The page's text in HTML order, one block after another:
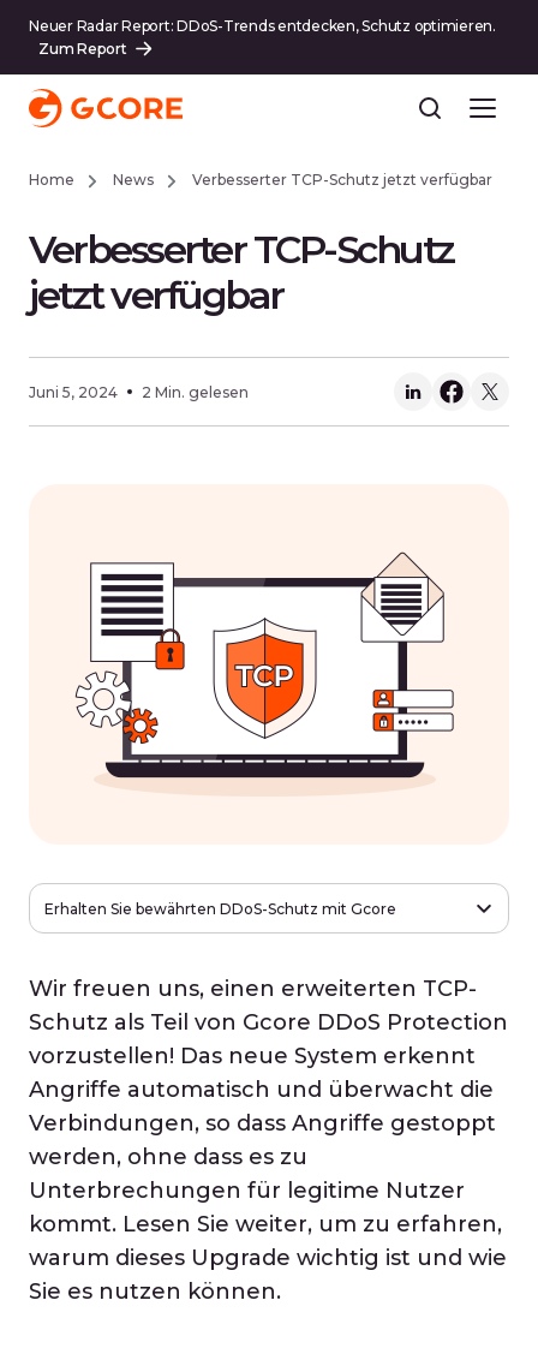
Neuer Radar Report: DDoS-Trends entdecken, Schutz optimieren.
Zum Report
Home News Verbesserter TCP-Schutz jetzt verfügbar
Verbesserter TCP-Schutz
jetzt verfügbar
Juni 5, 2024 2 Min. gelesen
Wir freuen uns, einen erweiterten TCP-
Schutz als Teil von Gcore DDoS Protection
vorzustellen! Das neue System erkennt
Angriffe automatisch und überwacht die
Verbindungen, so dass Angriffe gestoppt
werden, ohne dass es zu
Unterbrechungen für legitime Nutzer
kommt. Lesen Sie weiter, um zu erfahren,
warum dieses Upgrade wichtig ist und wie
Sie es nutzen können.
Erhalten Sie bewährten DDoS-Schutz mit Gcore